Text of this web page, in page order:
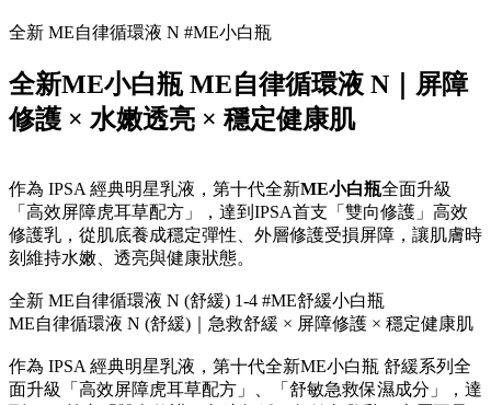
全新 ME自律循環液 N #ME小白瓶
全新ME小白瓶 ME自律循環液 N｜屏障
修護 × 水嫩透亮 × 穩定健康肌
作為 IPSA 經典明星乳液，第十代全新ME小白瓶全面升級
「高效屏障虎耳草配方」，達到IPSA首支「雙向修護」高效
修護乳，從肌底養成穩定彈性、外層修護受損屏障，讓肌膚時
刻維持水嫩、透亮與健康狀態。
全新 ME自律循環液 N (舒緩) 1-4 #ME舒緩小白瓶
ME自律循環液 N (舒緩)｜急救舒緩 × 屏障修護 × 穩定健康肌
作為 IPSA 經典明星乳液，第十代全新ME小白瓶 舒緩系列全
面升級「高效屏障虎耳草配方」、「舒敏急救保濕成分」，達